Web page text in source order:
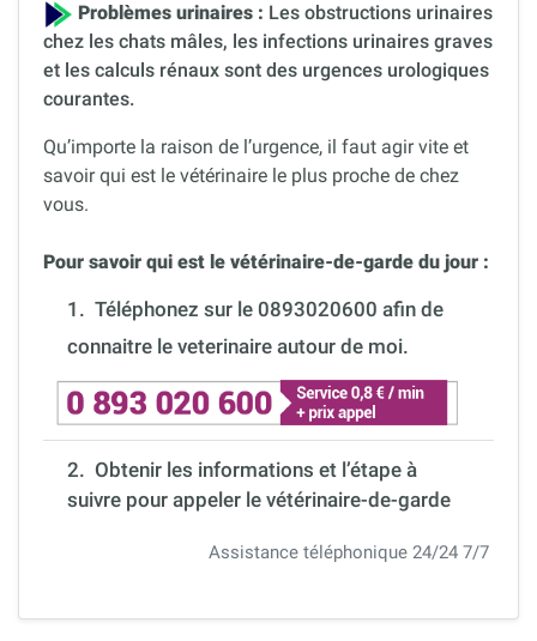
Problèmes urinaires : Les obstructions urinaires
chez les chats mâles, les infections urinaires graves
et les calculs rénaux sont des urgences urologiques
courantes.
Qu’importe la raison de l’urgence, il faut agir vite et
savoir qui est le vétérinaire le plus proche de chez
vous.
Pour savoir qui est le vétérinaire-de-garde du jour :
1. Téléphonez sur le 0893020600 afin de
connaitre le veterinaire autour de moi.
2. Obtenir les informations et l’étape à
suivre pour appeler le vétérinaire-de-garde
Assistance téléphonique 24/24 7/7